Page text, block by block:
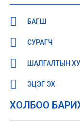
БАГШ
СУРАГЧ
ШАЛГАЛТЫН
ЭЦЭГ ЭХ
ХОЛБОО